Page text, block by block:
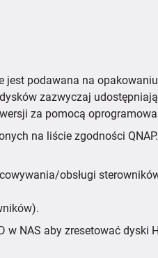
podawana na
zazwyczaj
za pomocą
na liście zgodności
obsługi
w NAS aby zresetować